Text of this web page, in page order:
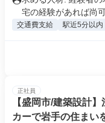
宅の経験があれば尚可
交通費支給 駅近5分以内
正社員
【盛岡市/建築設計
カーで岩手の住まい